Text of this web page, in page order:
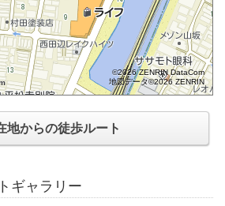
©2026 ZENRIN DataCom
地図データ©2026 ZENRIN
地からの徒歩ルート
ギャラリー